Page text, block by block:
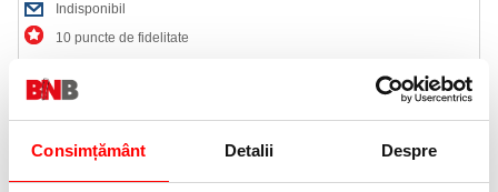
Consimțământ Detalii Despre
Indisponibil
10 puncte de fidelitate
Cod produs:
Anunta-ma cand revine in stoc